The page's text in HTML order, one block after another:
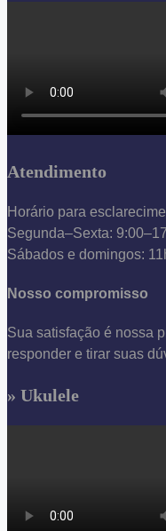
Atendimento
Horário para
Segunda–Sexta:
Sábados e domingos:
Nosso compromisso
Sua satisfação é nossa
responder e tirar suas
» Ukulele